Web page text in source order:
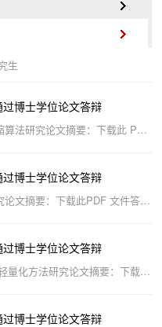
生
过博士学位论文答辩
论文题目：基于先验建模的高效图像压缩算法研究论文摘要：下载此 PDF 文件答辩时间：2025年5月19日答辩委员...
过博士学位论文答辩
论文题目：脉冲神经网络鲁棒性增强研究论文摘要：下载此PDF 文件答辩时间：2025年5月14日答辩委员会主席：邓...
过博士学位论文答辩
论文题目：面向脉冲相机的图像重建与轻量化方法研究论文摘要：下载此 PDF 文件答辩时间：2025年5月13日答辩...
过博士学位论文答辩